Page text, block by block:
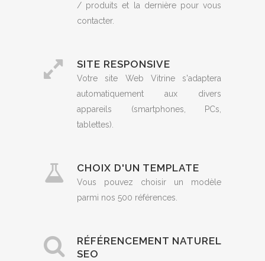
/ produits et la dernière pour vous
contacter.
SITE RESPONSIVE
Votre site Web Vitrine s'adaptera
automatiquement aux divers
appareils (smartphones, PCs,
tablettes).
CHOIX D'UN TEMPLATE
Vous pouvez choisir un modèle
parmi nos 500 références.
RÉFÉRENCEMENT NATUREL
SEO